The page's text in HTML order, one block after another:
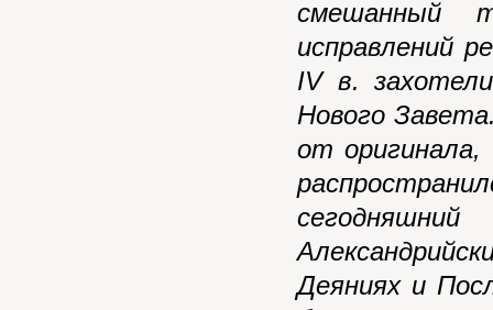
смешанный
исправлений
IV в.
Нового
от
Деяниях и